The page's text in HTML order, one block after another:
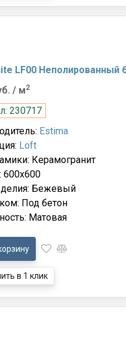
LF00 Неполированный
/ м2
230717
Estima
Loft
Керамогранит
600x600
Бежевый
Под бетон
Матовая
в 1 клик